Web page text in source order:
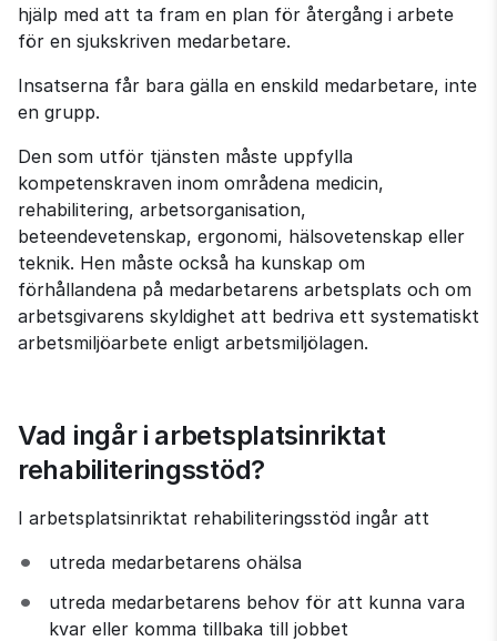
hjälp med att ta fram en plan för återgång i arbete
för en sjukskriven medarbetare.
Insatserna får bara gälla en enskild medarbetare, inte
en grupp.
Den som utför tjänsten måste uppfylla
kompetenskraven inom områdena medicin,
rehabilitering, arbetsorganisation,
beteendevetenskap, ergonomi, hälsovetenskap eller
teknik. Hen måste också ha kunskap om
förhållandena på medarbetarens arbetsplats och om
arbetsgivarens skyldighet att bedriva ett systematiskt
arbetsmiljöarbete enligt arbetsmiljölagen.
Vad ingår i arbetsplatsinriktat
rehabiliteringsstöd?
I arbetsplatsinriktat rehabiliteringsstöd ingår att
utreda medarbetarens ohälsa
utreda medarbetarens behov för att kunna vara
kvar eller komma tillbaka till jobbet